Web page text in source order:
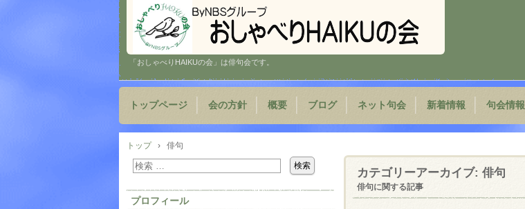
「おしゃべりHAIKUの会」は俳句会です。
トップページ 会の方針 概要 ブログ ネット句会 新着情報 句会情報
トップ › 俳句
カテゴリーアーカイブ: 俳句
俳句に関する記事
プロフィール